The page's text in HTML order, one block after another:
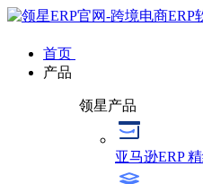
首页
产品
领星产品
亚马逊ERP